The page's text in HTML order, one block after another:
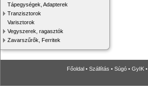
Tápegységek, Adapterek
Tranzisztorok
Varisztorok
Vegyszerek, ragasztók
Zavarszűrők, Ferritek
Főoldal • Szállítás • Súgó • GyIK •